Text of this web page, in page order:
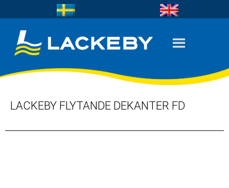
LACKEBY FLYTANDE DEKANTER FD